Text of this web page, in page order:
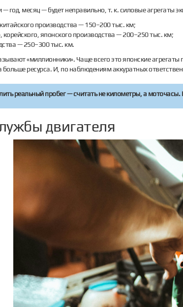
год, месяц — будет неправильно, т. к. силовые агрегаты
производства — 150–200 тыс. км;
японского производства — 200–250 тыс. км;
— 250–300 тыс. км.
«миллионники». Чаще всего это японские
ресурса. И, по наблюдениям аккуратных
реальный пробег — считать не километры, а
двигателя